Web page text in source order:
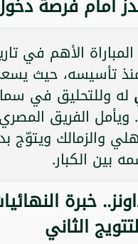
الأهم في
منذ تأسيسه، حيث
له وللتحليق في
ويأمل الفريق
والزمالك ويتوّج
بين الكبار.
خبرة
الثاني